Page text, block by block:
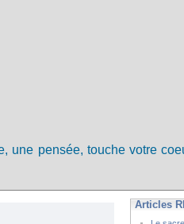
une pensée, touche votre
Articles